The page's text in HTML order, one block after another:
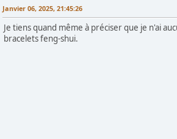
Janvier 06, 2025, 21:45:26
Je tiens quand même à préciser que je n'ai
bracelets feng-shui.